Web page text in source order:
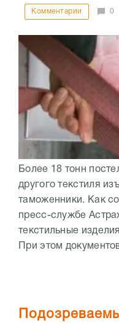
Комментарии 0
Более 18 тонн
другого текстиля
таможенники. Как
пресс-службе
текстильные
При этом